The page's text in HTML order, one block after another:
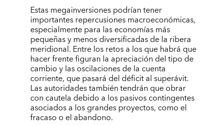
Estas megainversiones podrían tener
importantes repercusiones macroeconómicas,
especialmente para las economías más
pequeñas y menos diversificadas de la ribera
meridional. Entre los retos a los que habrá que
hacer frente figuran la apreciación del tipo de
cambio y las oscilaciones de la cuenta
corriente, que pasará del déficit al superávit.
Las autoridades también tendrán que obrar
con cautela debido a los pasivos contingentes
asociados a los grandes proyectos, como el
fracaso o el abandono.